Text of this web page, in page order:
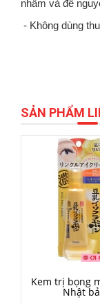
nhầm và để
- Không dùng
SẢN PHẨM
HẾT
Kem trị bọng
Nhật